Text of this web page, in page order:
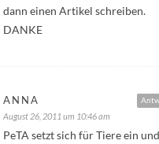
dann einen Artikel schreiben.
DANKE
ANNA
August 26, 2011 um 10:46 am
PeTA setzt sich für Tiere ein